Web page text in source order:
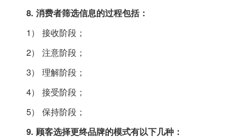
8. 消费者筛选信息的过程包括：
1） 接收阶段；
2） 注意阶段；
3） 理解阶段；
4） 接受阶段；
5） 保持阶段；
9. 顾客选择更终品牌的模式有以下几种：